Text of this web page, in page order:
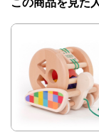
この商品を見た